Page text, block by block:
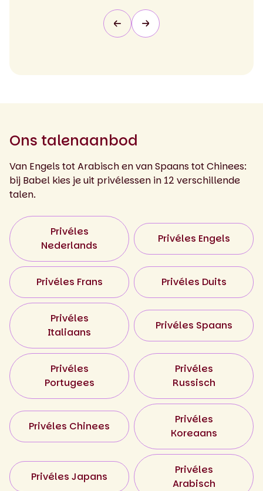
Ons talenaanbod
Van Engels tot Arabisch en van Spaans tot Chinees:
bij Babel kies je uit privélessen in 12 verschillende
talen.
Privéles
Nederlands
Privéles Engels
Privéles Frans Privéles Duits
Privéles
Italiaans
Privéles Spaans
Privéles
Portugees
Privéles
Russisch
Privéles Chinees
Privéles
Koreaans
Privéles Japans
Privéles
Arabisch